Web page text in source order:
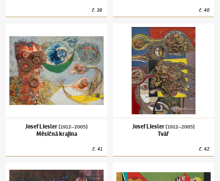
č.39 č.40
Josef Liesler(1912–2005)
Měsíčná krajina
č.41
Josef Liesler(1912–2005)Tvář
Josef Liesler(1912–2005)
Tvář
č.42